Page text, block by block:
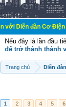
Cơ Điện - Diễn
Nếu đây là lần đầu
để trở thành thành
Trang chủ Diễn đàn
1 2 3 4 5 6